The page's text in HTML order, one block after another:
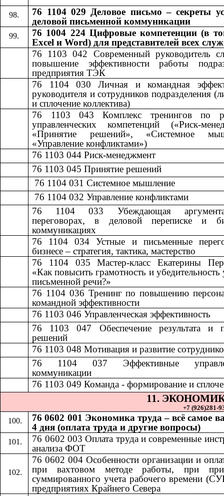
76 1104 029 Деловое письмо – секреты
деловой письменной коммуникации
76 1004 224 Цифровые компетенции (в
Excel и Word) для представителей всех
76 1103 042
Современный руководитель
повышение эффективности работы
предприятия ТЭК
76 1104 030 ​​Личная и командная
руководителя и сотрудников подразделения
и сплочение коллектива)
76 1103 043 ​​Комплекс тренингов по
управленческих компетенций («Риск-
«Принятие решений», «Системное
«Управление конфликтами»)
76 1103 044 ​​Риск-менеджмент​​
76 1103 045 ​​Принятие решений​​
​​ 76 1104 031 ​​Системное мышление​​
​​ 76 1104 032 ​​Управление конфликтами​​
76 1104 033
Убеждающая
переговорах, в деловой переписке и
коммуникациях
76 1104 034 ​​Устные и письменные
бизнесе – стратегия, тактика, мастерство​​
76 1104 035 ​​Мастер-класс Екатерины
«Как повысить грамотность и убедительность
письменной речи?»
76 1104 036 Тренинг по повышению
командной эффективности
76 1103 046 ​​Управленческая эффективность​​
76 1103 047
Обеспечение результата и
решений​​
76 1103 048 ​​Мотивация и развитие
76 1104 037
Эффективные
коммуникации​​
76 1103 049 ​​Команда - формирование и
11.​​
+7 (926)281-
76 0602 001 Экономика труда – всё самое
4 дня (оплата труда и другие вопросы)
76 0602 003 Оплата труда и современные
анализа ФОТ
76 0602 004 Особенности организации и
при вахтовом методе работы, при
суммированного учета рабочего времени
предприятиях Крайнего Севера